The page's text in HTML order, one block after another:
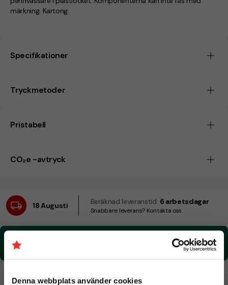
Denna webbplats använder cookies
märkning. Kartong.
Specifikationer
Tryckmetoder
Pristabell
CO₂e -avtryck
18 Augusti Beräknad leveranstid: 6 arbetsdagar
Snabbare leverans? Kontakta oss.